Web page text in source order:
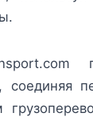
соединяя